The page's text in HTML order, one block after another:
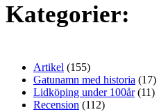
Kategorier:
Artikel (155)
Gatunamn med historia (17)
Lidköping under 100år(11)
Recension (112)